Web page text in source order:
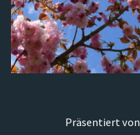
Präsentiert von